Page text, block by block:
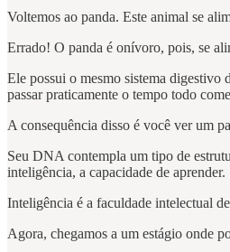
Voltemos ao panda. Este animal se
Errado! O panda é onívoro, pois, se
Ele possui o mesmo sistema
passar praticamente o tempo todo
A consequência disso é você ver um
Seu DNA contempla um tipo de
inteligência, a capacidade de aprender.
Inteligência é a faculdade intelectual
Agora, chegamos a um estágio onde